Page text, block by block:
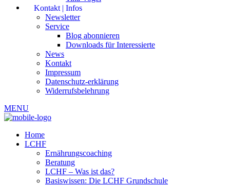
Kontakt | Infos
Newsletter
Service
Blog abonnieren
Downloads für Interessierte
News
Kontakt
Impressum
Datenschutz-erklärung
Widerrufsbelehrung
MENU
Home
LCHF
Ernährungscoaching
Beratung
LCHF – Was ist das?
Basiswissen: Die LCHF Grundschule